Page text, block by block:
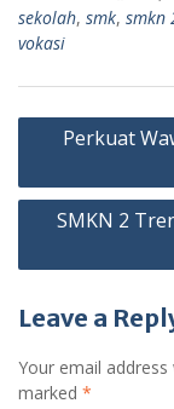
sekolah, smk, smkn
vokasi
Post
Perkuat
SMKN 2
Leave a
Your email
marked *